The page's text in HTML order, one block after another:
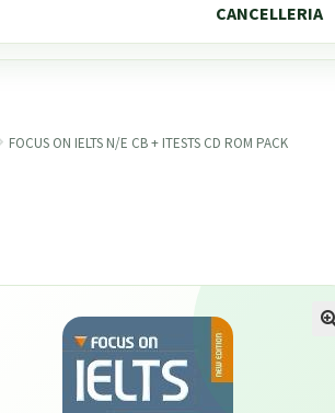
CANCELLERIA
FOCUS ON IELTS N/E CB + ITESTS CD ROM PACK